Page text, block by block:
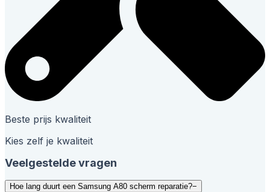
Beste prijs kwaliteit
Kies zelf je kwaliteit
Veelgestelde vragen
Hoe lang duurt een Samsung A80 scherm reparatie?−